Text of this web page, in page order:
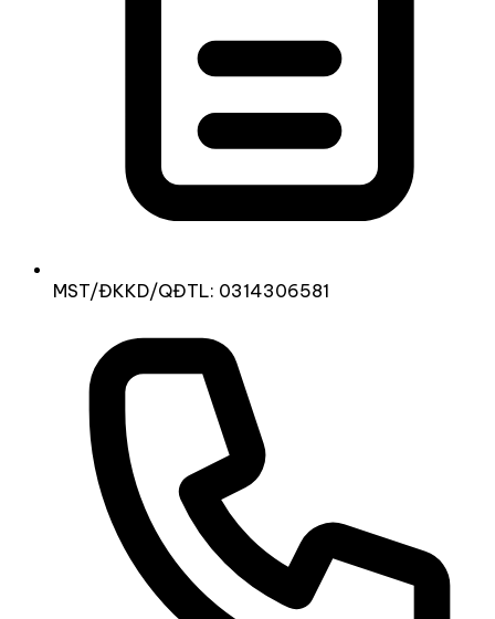
MST/ĐKKD/QĐTL: 0314306581